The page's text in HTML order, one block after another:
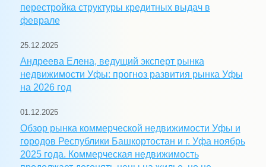
перестройка структуры кредитных выдач в
феврале
25.12.2025
Андреева Елена, ведущий эксперт рынка
недвижимости Уфы: прогноз развития рынка Уфы
на 2026 год
01.12.2025
Обзор рынка коммерческой недвижимости Уфы и
городов Республики Башкортостан и г. Уфа ноябрь
2025 года. Коммерческая недвижимость